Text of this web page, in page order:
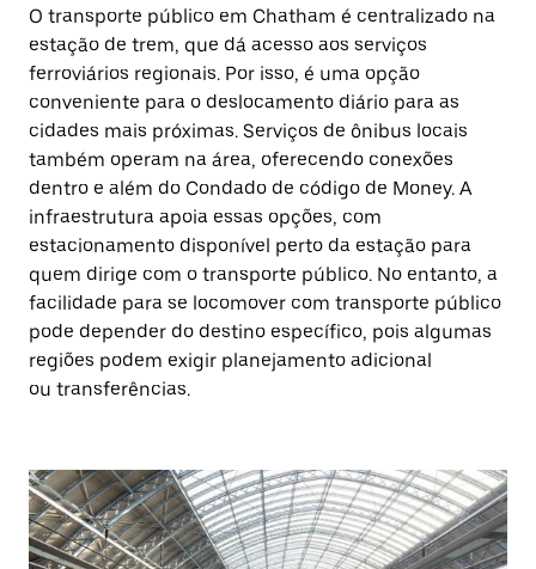
O transporte público em Chatham é centralizado na
estação de trem, que dá acesso aos serviços
ferroviários regionais. Por isso, é uma opção
conveniente para o deslocamento diário para as
cidades mais próximas. Serviços de ônibus locais
também operam na área, oferecendo conexões
dentro e além do Condado de código de Money. A
infraestrutura apoia essas opções, com
estacionamento disponível perto da estação para
quem dirige com o transporte público. No entanto, a
facilidade para se locomover com transporte público
pode depender do destino específico, pois algumas
regiões podem exigir planejamento adicional
ou transferências.